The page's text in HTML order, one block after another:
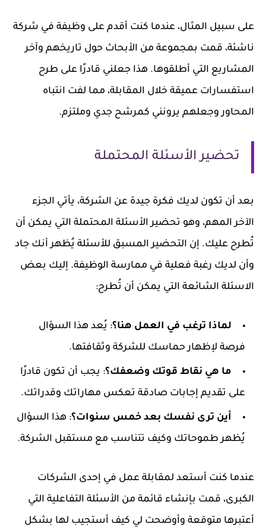
على سبيل المثال، عندما كنت أقدم على وظيفة في شركة
ناشئة، قمت بمجموعة من الأبحاث حول تاريخهم وآخر
المشاريع التي أطلقوها. هذا جعلني قادرًا على طرح
استفسارات عميقة خلال المقابلة، مما لفت انتباه
المحاور وجعلهم يرونني كمرشح جدي وملتزم.
تحضير الأسئلة المحتملة
بعد أن تكون لديك فكرة جيدة عن الشركة، يأتي الجزء
الآخر المهم، وهو تحضير الأسئلة المحتملة التي يمكن أن
تُطرح عليك. إن التحضير المسبق للأسئلة يُظهر أنك جاد
وأن لديك رغبة فعلية في ممارسة الوظيفة. إليك بعض
الاسئلة الشائعة التي يمكن أن تُطرح:
لماذا ترغب في العمل هنا؟: يُعد هذا السؤال
فرصة لإظهار حماسك للشركة وثقافتها.
ما هي نقاط قوتك وضعفك؟: يجب أن تكون قادرًا
على تقديم إجابات صادقة تعكس مهاراتك وقدراتك.
أين ترى نفسك بعد خمس سنوات؟: هذا السؤال
يُظهر طموحاتك وكيف تتناسب مع مستقبل الشركة.
عندما كنت أستعد لمقابلة عمل في إحدى الشركات
الكبرى، قمت بإنشاء قائمة من الأسئلة التفاعلية التي
أعتبرها متوقعة وأوضحت لي كيف أستجيب لها بشكل